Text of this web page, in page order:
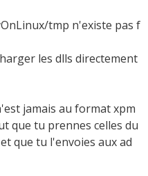
tmp n'existe pas f
les dlls directement
jamais au format xpm
que tu prennes celles du
que tu l'envoies aux ad